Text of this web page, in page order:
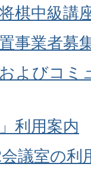
棋中級講
事業者募
よびコミ
利用案内
議室の利